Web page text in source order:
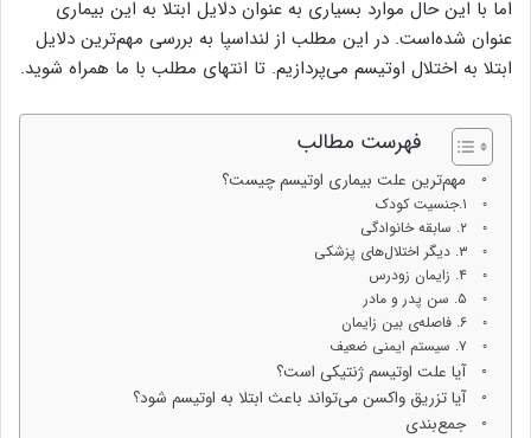
اما با این حال موارد بسیاری به عنوان دلایل ابتلا به این بیماری
عنوان شده‌است. در این مطلب از لنداسپا به بررسی مهم‌ترین دلایل
ابتلا به اختلال اوتیسم می‌پردازیم. تا انتهای مطلب با ما همراه شوید.
فهرست مطالب
مهم‌ترین علت بیماری اوتیسم چیست؟
۱.جنسیت کودک
۲. سابقه خانوادگی
۳. دیگر اختلال‌های پزشکی
۴. زایمان زودرس
۵. سن پدر و مادر
۶. فاصله‌ی بین زایمان
۷. سیستم ایمنی ضعیف
آیا علت اوتیسم ژنتیکی است؟
آیا تزریق واکسن می‌تواند باعث ابتلا به اوتیسم شود؟
جمع‌بندی